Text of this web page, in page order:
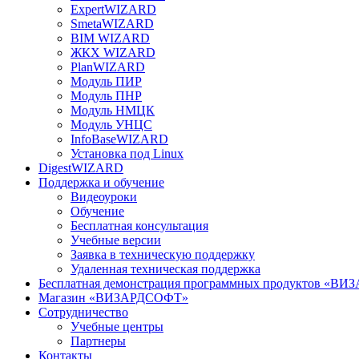
ExpertWIZARD
SmetaWIZARD
BIM WIZARD
ЖКХ WIZARD
PlanWIZARD
Модуль ПИР
Модуль ПНР
Модуль НМЦК
Модуль УНЦС
InfoBaseWIZARD
Установка под Linux
DigestWIZARD
Поддержка и обучение
Видеоуроки
Обучение
Бесплатная консультация
Учебные версии
Заявка в техническую поддержку
Удаленная техническая поддержка
Бесплатная демонстрация программных продуктов
Магазин «ВИЗАРДСОФТ»
Сотрудничество
Учебные центры
Партнеры
Контакты